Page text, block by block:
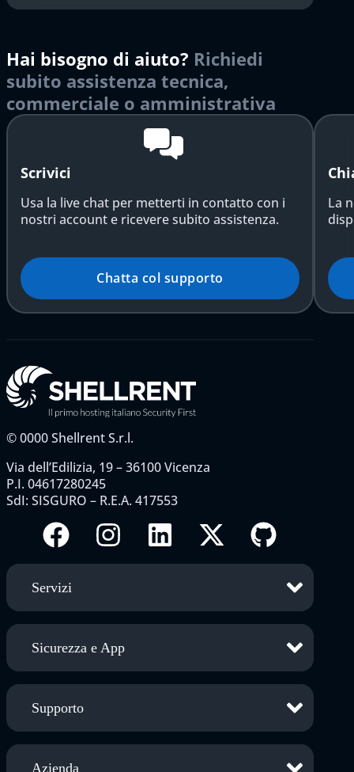
Hai bisogno di aiuto? Richiedi
subito assistenza tecnica,
commerciale o amministrativa
Scrivici
Usa la live chat per metterti in contatto con i
nostri account e ricevere subito assistenza.
Chatta col supporto
La
©0000Shellrent S.r.l.
Via dell’Edilizia, 19 – 36100 Vicenza
P.I. 04617280245
SdI: SISGURO – R.E.A. 417553
Servizi
Sicurezza e App
Supporto
Azienda